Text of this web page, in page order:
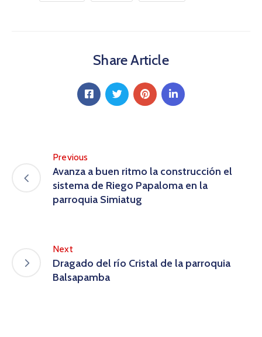
Share Article
Previous
Avanza a buen ritmo la construcción el
sistema de Riego Papaloma en la
parroquia Simiatug
Next
Dragado del río Cristal de la parroquia
Balsapamba